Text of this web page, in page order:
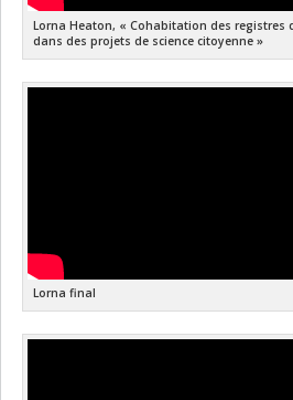
Lorna Heaton, « Cohabitation des registres
dans des projets de science citoyenne »
Lorna final